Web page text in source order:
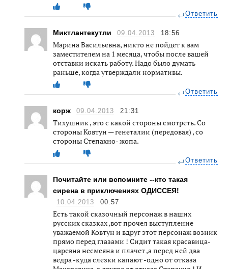
Ответить
Миктлантекутли 09.04.2013 18:56
Марина Васильевна, никто не пойдет к вам
заместителем на 1 месяца, чтобы после вашей
отставки искать работу. Надо было думать
раньше, когда утверждали нормативы.
Ответить
корж 09.04.2013 21:31
Тихушник , это с какой стороны смотреть. Со
стороны Ковтун — генеталии (передовая) , со
стороны Степахно- жопа.
Ответить
Почитайте или вспомните --кто такая
сирена в приключениях ОДИССЕЯ!
10.04.2013 00:57
Есть такой сказочный персонаж в наших
русских сказках ,вот прочел выступление
уважаемой Ковтун и вдруг этот персонаж возник
прямо перед глазами ! Сидит такая красавица-
царевна несмеяна и плачет ,а перед ней два
ведра -куда слезки капают -одно от отказа